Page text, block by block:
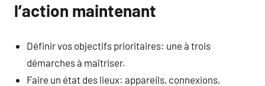
l’action maintenant
Définir vos objectifs prioritaires: une à trois
démarches à maîtriser.
Faire un état des lieux: appareils, connexions,